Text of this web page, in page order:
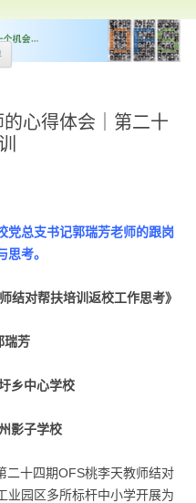
跳
至
心得体会｜第二十
党总支书记郭瑞芳老师的跟岗
考。
结对帮扶培训返校工作思考》
瑞芳
乡中心学校
影子学校
二十四期OFS桃李天教师结对
业园区多所标杆中小学开展为